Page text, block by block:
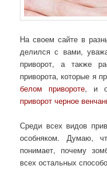
На своем сайте в
делился с вами,
приворот, а также
приворота, которые я
белом привороте, и о
приворот черное
Среди всех видов
особняком. Думаю,
понимает, почему
всех остальных